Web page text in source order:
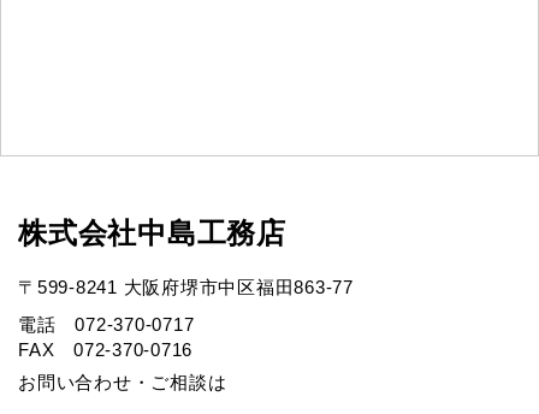
株式会社中島工務店
〒599-8241 大阪府堺市中区福田863-77
電話 072-370-0717
FAX 072-370-0716
お問い合わせ・ご相談は